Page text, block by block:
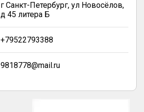
г Санкт-Петербург, ул Новосёлов,
д 45 литера Б
+79522793388
9818778@mail.ru